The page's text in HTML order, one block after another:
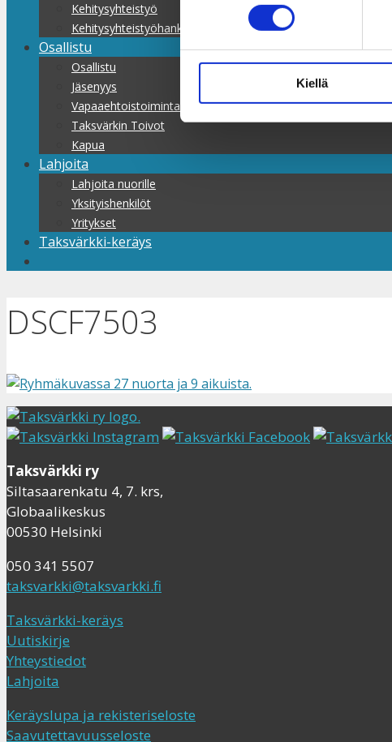
Kiellä
Kehitysyhteistyö
Kehitysyhteistyöhankkeet
Osallistu
Osallistu
Jäsenyys
Vapaaehtoistoiminta
Taksvärkin Toivot
Kapua
Lahjoita
Lahjoita nuorille
Yksityishenkilöt
Yritykset
Taksvärkki-keräys
DSCF7503
Taksvärkki ry
Siltasaarenkatu 4, 7. krs,
Globaalikeskus
00530 Helsinki
050 341 5507
taksvarkki@taksvarkki.fi
Taksvärkki-keräys
Uutiskirje
Yhteystiedot
Lahjoita
Keräyslupa ja rekisteriseloste
Saavutettavuusseloste